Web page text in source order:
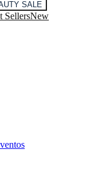
SALE
SellersNew